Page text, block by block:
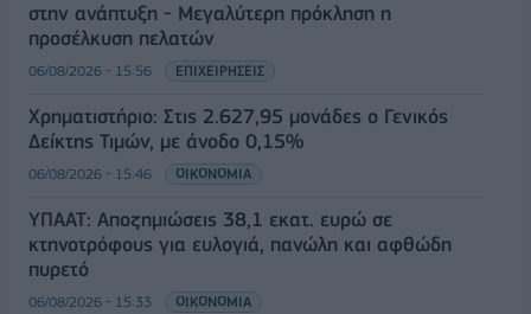
στην ανάπτυξη - Μεγαλύτερη πρόκληση η
προσέλκυση πελατών
06/08/2026 - 15:56 ΕΠΙΧΕΙΡΗΣΕΙΣ
Χρηματιστήριο: Στις 2.627,95 μονάδες ο Γενικός
Δείκτης Τιμών, με άνοδο 0,15%
06/08/2026 - 15:46 ΟΙΚΟΝΟΜΙΑ
ΥΠΑΑΤ: Αποζημιώσεις 38,1 εκατ. ευρώ σε
κτηνοτρόφους για ευλογιά, πανώλη και αφθώδη
πυρετό
06/08/2026 - 15:33 ΟΙΚΟΝΟΜΙΑ